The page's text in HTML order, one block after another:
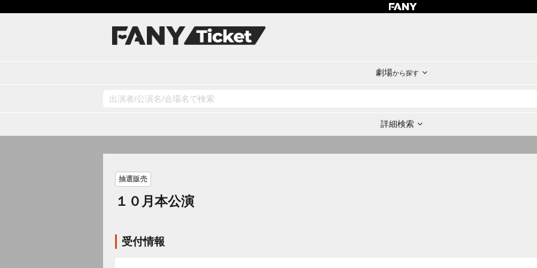
劇場から探す
詳細検索
抽選販売
１０月本公演
受付情報